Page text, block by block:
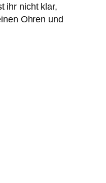
ihr nicht klar,
Ohren und